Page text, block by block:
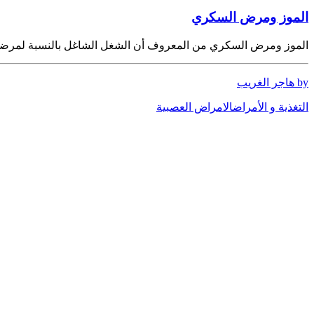
الموز ومرض السكري
الموز ومرض السكري من المعروف أن الشغل الشاغل بالنسبة
by هاجر الغريب
التغذية و الأمراضالامراض العصبية